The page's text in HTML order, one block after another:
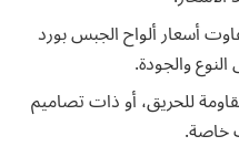
أسعار ألواح الجبس بورد
والجودة.
للحريق، أو ذات تصاميم
خاصة.